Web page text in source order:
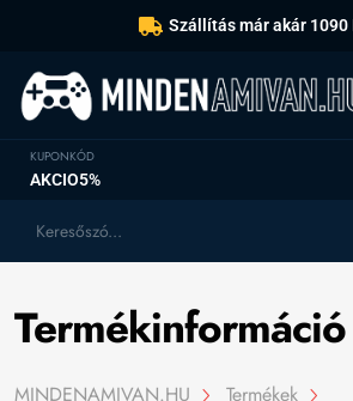
Szállítás már akár 1090
KUPONKÓD
AKCIO5%
Termékinformáció
MINDENAMIVAN.HU
Termékek